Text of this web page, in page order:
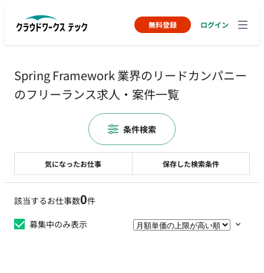
無料登録 ログイン
Spring Framework 業界のリードカンパニー
のフリーランス求人・案件一覧
該当するお仕事数0件
募集中のみ表示
気になったお仕事 保存した検索条件
条件検索